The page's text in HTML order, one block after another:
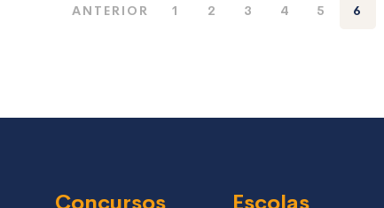
ANTERIOR 1 2 3 4 5 6